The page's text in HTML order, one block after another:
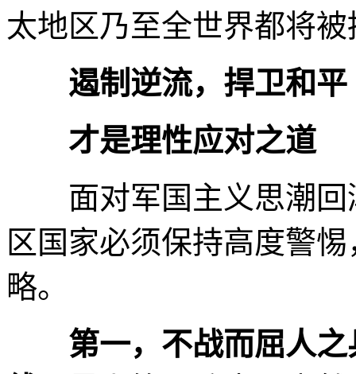
太地区乃至全世界都将
遏制逆流，捍卫和平
才是理性应对之道
面对军国主义思潮回
区国家必须保持高度警
略。
第一，不战而屈人